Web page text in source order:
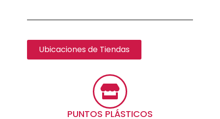
Ubicaciones de Tiendas
PUNTOS PLÁSTICOS